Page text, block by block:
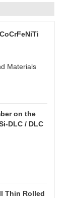
Materials
on the
DLC / DLC
Thin Rolled